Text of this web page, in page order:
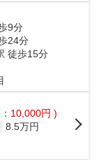
9分
24分
徒歩15分
10,000円 )
8.5万円